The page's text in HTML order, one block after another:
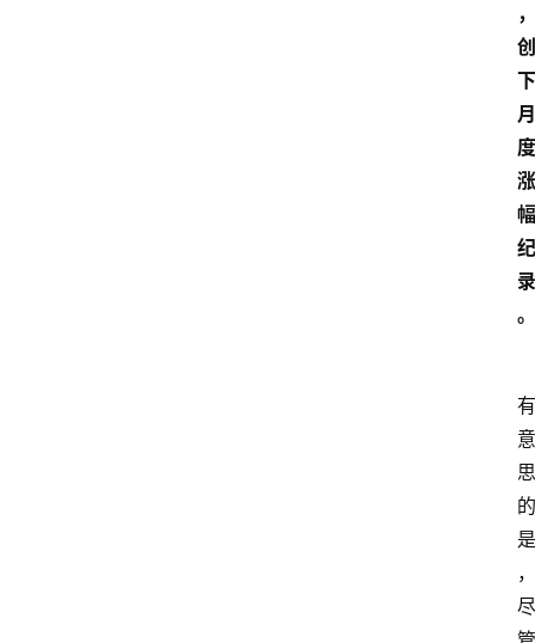
，
创
下
月
度
涨
幅
纪
录
。
有
意
思
的
是
，
尽